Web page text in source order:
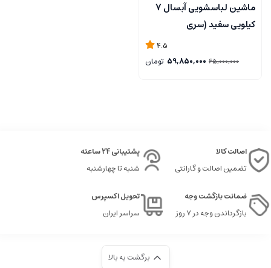
ماشین لباسشویی آبسال 7
کیلویی سفید (سری
مرکزی۰۹۱۲۷۲۴۵۱۵۷..تسویه
4.5
65,000,000
59,850,000 تومان
اصالت کالا
تضمین اصالت و گارانتی
پشتیبانی 24 ساعته
شنبه تا چهارشنبه
ضمانت بازگشت وجه
بازگرداندن وجه در ۷ روز
تحویل اکسپرس
سراسر ایران
برگشت به بالا